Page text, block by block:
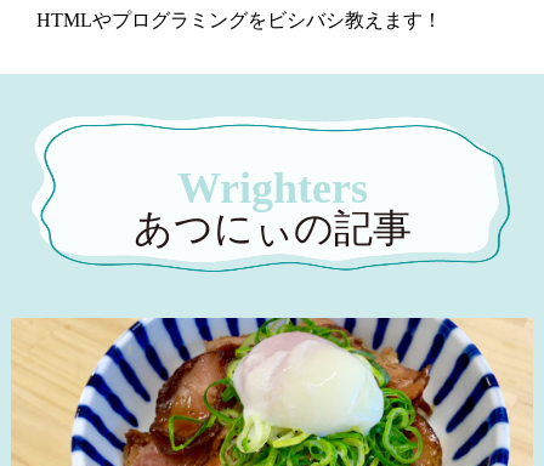
HTMLやプログラミングをビシバシ教えます！
Wrighters
あつにぃの記事